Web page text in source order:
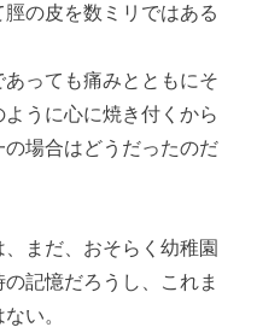
の皮を数ミリではある
っても痛みとともにそ
うに心に焼き付くから
場合はどうだったのだ
まだ、おそらく幼稚園
記憶だろうし、これま
い。